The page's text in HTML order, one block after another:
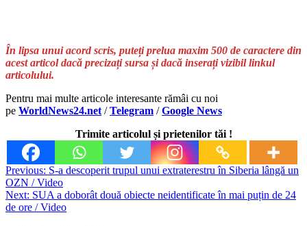
În lipsa unui acord scris, puteți prelua maxim 500 de caractere din
acest articol dacă precizați sursa și dacă inserați vizibil linkul
articolului.
Pentru mai multe articole interesante rămâi cu noi
pe WorldNews24.net /Telegram /Google News
Trimite articolul și prietenilor tăi !
Post
navigation
Previous: S-a descoperit trupul unui extraterestru în Siberia lângă un
OZN / Video
Next: SUA a doborât două obiecte neidentificate în mai puțin de 24
de ore / Video